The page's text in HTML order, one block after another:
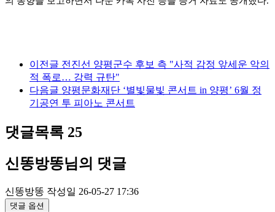
이전글 전진선 양평군수 후보 측 "사적 감정 앞세운 악의
적 폭로… 강력 규탄"
다음글 양평문화재단 ‘별빛물빛 콘서트 in 양평’ 6월 정
기공연 투 피아노 콘서트
댓글목록 25
신똥방똥님의 댓글
신똥방똥 작성일 26-05-27 17:36
댓글 옵션